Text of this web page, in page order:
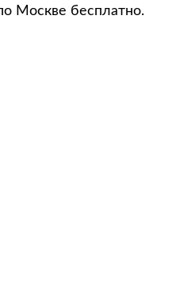
Москве бесплатно.